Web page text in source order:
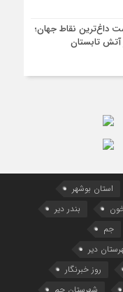
داغ‌ترین نقاط جهان؛
تابستان
استان بوشهر
بندر دیر
جم
دیر
روز خبرنگار